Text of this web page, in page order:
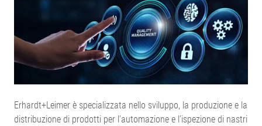
Erhardt+Leimer è specializzata nello sviluppo, la produzione e la
distribuzione di prodotti per l’automazione e l’ispezione di nastri